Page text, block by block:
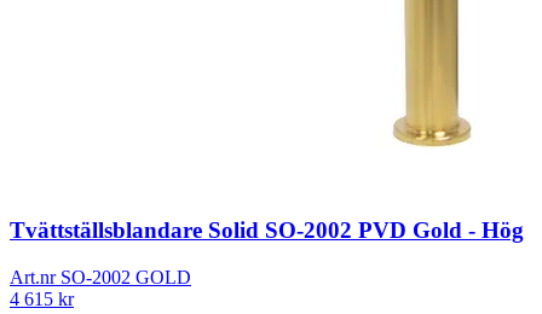
Tvättställsblandare Solid SO-2002 PVD Gold - Hög
Art.nr SO-2002 GOLD
4 615 kr